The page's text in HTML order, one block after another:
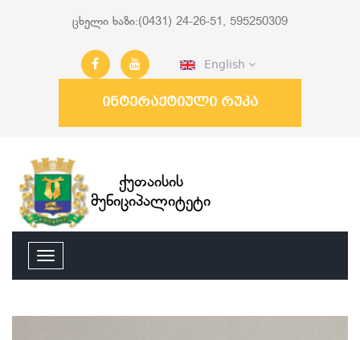
ცხელი ხაზი:(0431) 24-26-51, 595250309
English
ინტერაქტიული რუკა
ქუთაისის
მუნიციპალიტეტი